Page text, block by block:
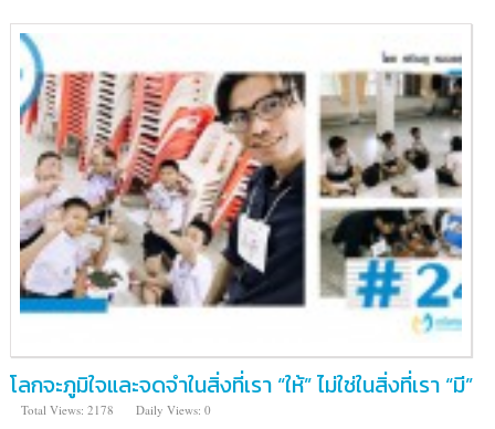
โลกจะภูมิใจและจดจำในสิ่งที่เรา “ให้” ไม่ใช่ในสิ่งที่เรา “มี”
Total Views: 2178
Daily Views: 0